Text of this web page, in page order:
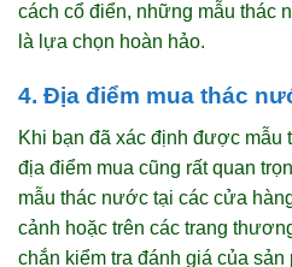
cách cổ điển, những mẫu thác
là lựa chọn hoàn hảo.
4. Địa điểm mua thác
Khi bạn đã xác định được
địa điểm mua cũng rất quan
mẫu thác nước tại các cửa
cảnh hoặc trên các trang
chắn kiểm tra đánh giá của